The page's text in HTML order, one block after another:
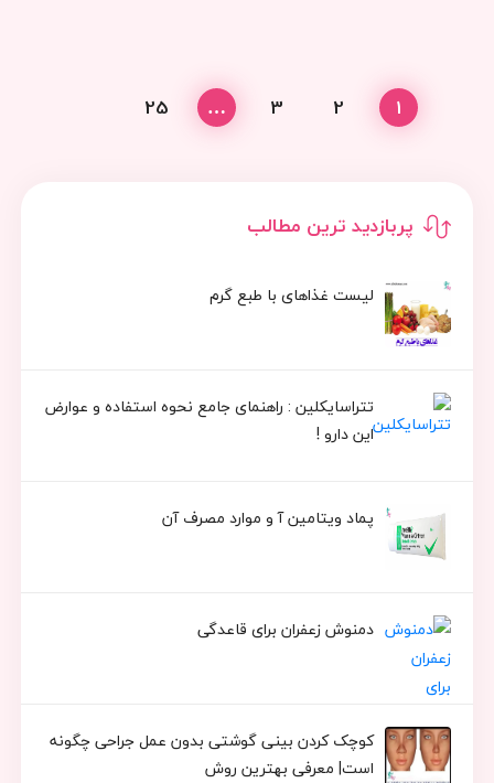
پربازدید ترین مطالب
لیست غذاهای با طبع گرم
تتراسایکلین : راهنمای جامع نحوه استفاده و عوارض
این دارو !
پماد ویتامین آ و موارد مصرف آن
دمنوش زعفران برای قاعدگی
کوچک کردن بینی گوشتی بدون عمل جراحی چگونه
است| معرفی بهترین روش
1
2
3
…
25